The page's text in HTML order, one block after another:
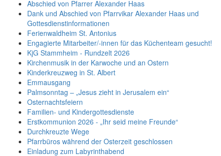
Abschied von Pfarrer Alexander Haas
Dank und Abschied von Pfarrvikar Alexander Haas und
Gottesdienstinformationen
Ferienwaldheim St. Antonius
Engagierte Mitarbeiter/-innen für das Küchenteam gesucht!
KjG Stammheim - Rundzelt 2026
Kirchenmusik in der Karwoche und an Ostern
Kinderkreuzweg in St. Albert
Emmausgang
Palmsonntag – „Jesus zieht in Jerusalem ein“
Osternachtsfeiern
Familien- und Kindergottesdienste
Erstkommunion 2026 - „Ihr seid meine Freunde“
Durchkreuzte Wege
Pfarrbüros während der Osterzeit geschlossen
Einladung zum Labyrinthabend